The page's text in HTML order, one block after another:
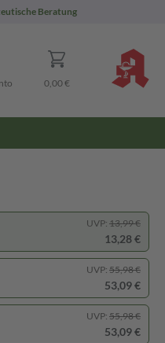
Beratung
0,00 €
UVP: 55,98 €
53,09 €
UVP: 55,98 €
53,09 €
UVP: 13,99 €
13,28 €